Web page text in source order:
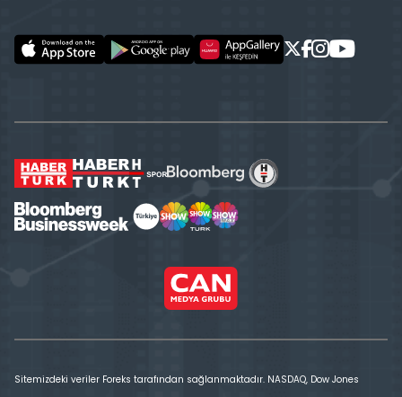
Sitemizdeki veriler Foreks tarafından sağlanmaktadır. NASDAQ, Dow Jones